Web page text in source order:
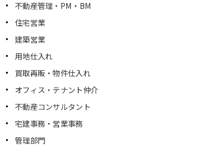
不動産管理・PM・BM
住宅営業
建築営業
用地仕入れ
買取再販・物件仕入れ
オフィス・テナント仲介
不動産コンサルタント
宅建事務・営業事務
管理部門